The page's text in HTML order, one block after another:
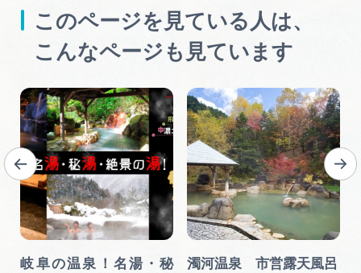
このページを見ている人は、
こんなページも見ています
岐阜の温泉！名湯・秘
濁河温泉 市営露天風呂